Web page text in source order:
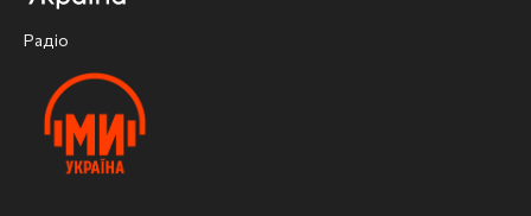
Радіо